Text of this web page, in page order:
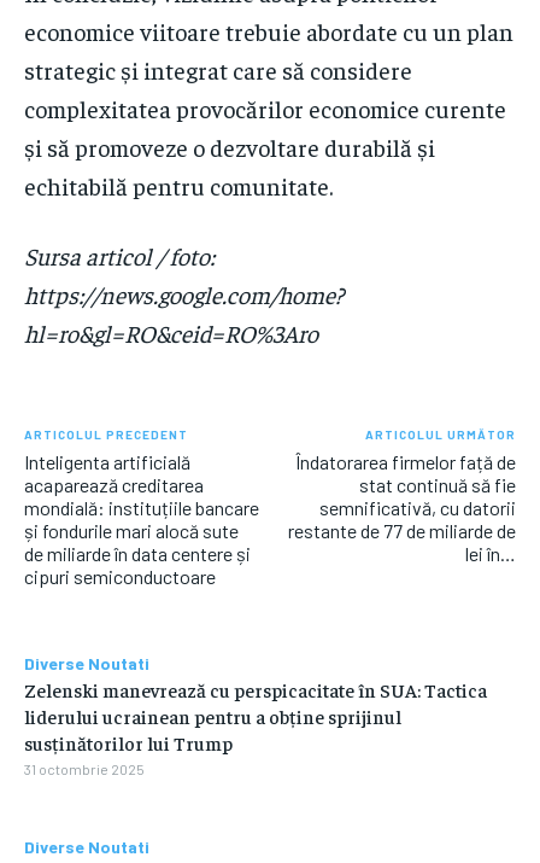
economice viitoare trebuie abordate cu un plan
strategic și integrat care să considere
complexitatea provocărilor economice curente
și să promoveze o dezvoltare durabilă și
echitabilă pentru comunitate.
Sursa articol / foto:
https://news.google.com/home?
hl=ro&gl=RO&ceid=RO%3Aro
ARTICOLUL PRECEDENT
Inteligenta artificială
acaparează creditarea
mondială: instituțiile bancare
și fondurile mari alocă sute
de miliarde în data centere și
cipuri semiconductoare
ARTICOLUL URMĂTOR
Îndatorarea firmelor față de
stat continuă să fie
semnificativă, cu datorii
restante de 77 de miliarde de
lei în…
Diverse Noutati
Zelenski manevrează cu perspicacitate în SUA: Tactica
liderului ucrainean pentru a obține sprijinul
susținătorilor lui Trump
31 octombrie 2025
Diverse Noutati